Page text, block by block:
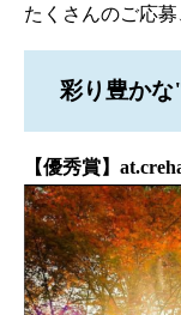
たくさんのご応募
彩り豊か
【優秀賞】